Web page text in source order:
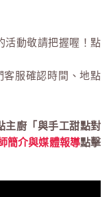
活動敬請把握喔！點
客服確認時間、地點
主廚「與手工甜點對
簡介與媒體報導點擊